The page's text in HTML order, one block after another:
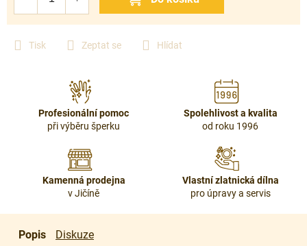
Tisk Zeptat se Hlídat
Profesionální pomoc
při výběru šperku
Spolehlivost a kvalita
od roku 1996
Kamenná prodejna
v Jičíně
Vlastní zlatnická dílna
pro úpravy a servis
Popis Diskuze